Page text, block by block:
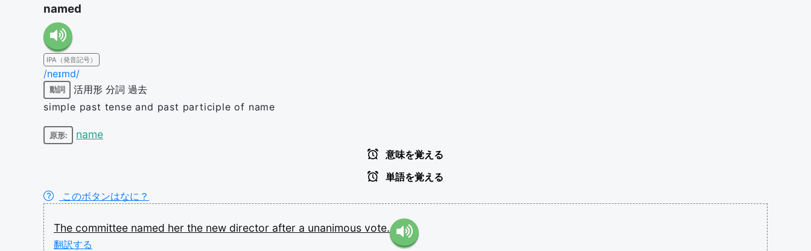
named
IPA（発音記号）
/neɪmd/
動詞 活用形 分詞 過去
simple past tense and past participle of name
原形: name
意味を覚える
単語を覚える
このボタンはなに？
The committee named her the new director after a unanimous vote.
翻訳する